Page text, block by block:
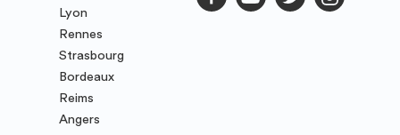
Lyon
Rennes
Strasbourg
Bordeaux
Reims
Angers